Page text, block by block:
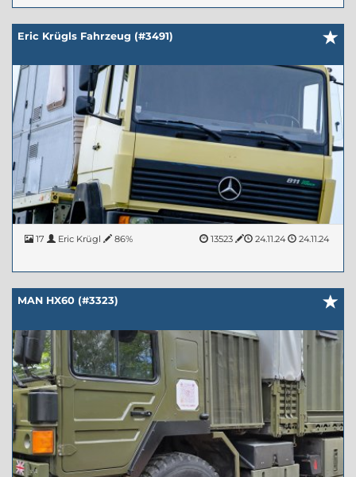
Eric Krügls Fahrzeug (#3491)
17 24.11.24
Eric Krügl 24.11.24
86% 13523
MAN HX60 (#3323)